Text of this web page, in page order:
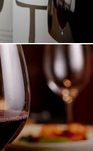
プ） 神田店
ティーな優しい口
・エミリア・ロマー
「生ハム」と一緒に
す。昨年末よりディ
コも登場！